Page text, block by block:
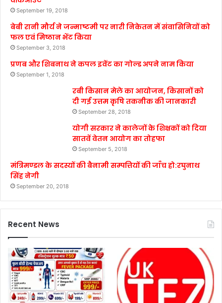
September 19, 2018
बेबी रानी मौर्य ने जन्माष्टमी पर नारी निकेतन में संवासिनियों को
फल एवं मिष्ठान भेंट किया
September 3, 2018
प्रणब और शिबनाथ ने कपल इवेंट का गोल्ड अपने नाम किया
September 1, 2018
रबी किसान मेले का आयोजन, किसानों को
दी गई उत्तम कृषि तकनीक की जानकारी
September 28, 2018
योगी सरकार ने कालेजों के शिक्षकों को दिया
सातवें वेतन आयोग का तोहफा
September 5, 2018
मंत्रिमण्डल के सदस्यों की बैनामी सम्पत्तियों की जाँच हो:रघुनाथ
सिंह नेगी
September 20, 2018
Recent News